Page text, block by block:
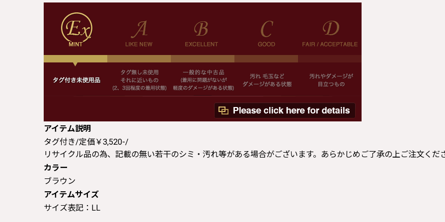
アイテム説明
タグ付き/定価￥3,520-/
リサイクル品の為、記載の無い若干のシミ・汚れ等がある場合がございます。あらかじめご了承の上ご注文くだ
カラー
ブラウン
アイテムサイズ
サイズ表記：LL